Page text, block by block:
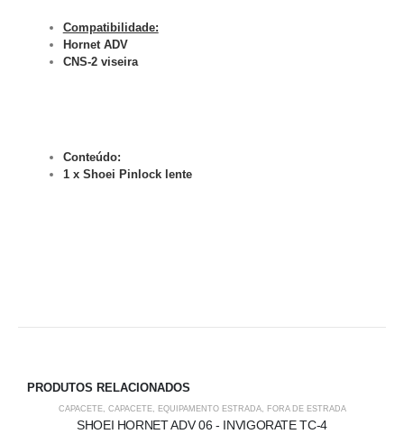
Compatibilidade:
Hornet ADV
CNS-2 viseira
Conteúdo:
1 x Shoei Pinlock lente
PRODUTOS RELACIONADOS
CAPACETE, CAPACETE, EQUIPAMENTO ESTRADA, FORA DE ESTRADA
SHOEI HORNET ADV 06 - INVIGORATE TC-4